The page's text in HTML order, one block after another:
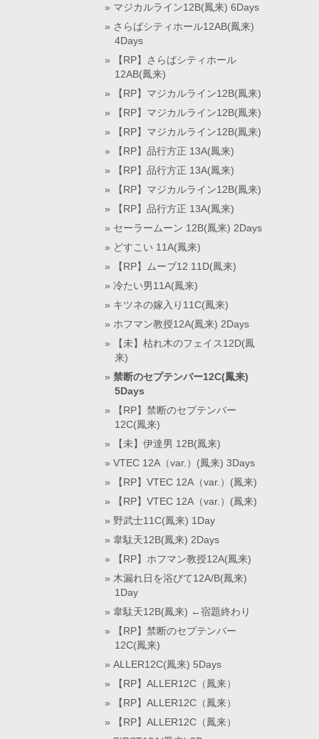
マジカルライン12B(鳳来) 6Days
さらばシティホール12AB(鳳来)
4Days
【RP】さらばシティホール
12AB(鳳来)
【RP】マジカルライン12B(鳳来)
【RP】マジカルライン12B(鳳来)
【RP】マジカルライン12B(鳳来)
【RP】品行方正 13A(鳳来)
【RP】品行方正 13A(鳳来)
【RP】マジカルライン12B(鳳来)
【RP】品行方正 13A(鳳来)
セーラームーン 12B(鳳来) 2Days
どすこい 11A(鳳来)
【RP】ムーブ12 11D(鳳来)
冷たい男11A(鳳来)
キツネの嫁入り11C(鳳来)
ホフマン教授12A(鳳来) 2Days
【未】枯れ木のフェイス12D(鳳
来)
禁断のセプテンバー12C(鳳来)
5Days
【RP】禁断のセプテンバー
12C(鳳来)
【未】伊達男 12B(鳳来)
VTEC 12A（var.）(鳳来) 3Days
【RP】VTEC 12A（var.）(鳳来)
【RP】VTEC 12A（var.）(鳳来)
野武士11C(鳳来) 1Day
韋駄天12B(鳳来) 2Days
【RP】ホフマン教授12A(鳳来)
木漏れ日を浴びて12A/B(鳳来)
1Day
韋駄天12B(鳳来) ←宿題終わり
【RP】禁断のセプテンバー
12C(鳳来)
ALLER12C(鳳来) 5Days
【RP】ALLER12C（鳳来）
【RP】ALLER12C（鳳来）
【RP】ALLER12C（鳳来）